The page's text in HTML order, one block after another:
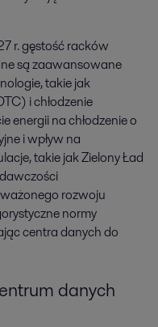
r. gęstość racków
są zaawansowane
takie jak
i chłodzenie
energii na chłodzenie o
i wpływ na
takie jak Zielony Ład
rozwoju
normy
centra danych do
danych